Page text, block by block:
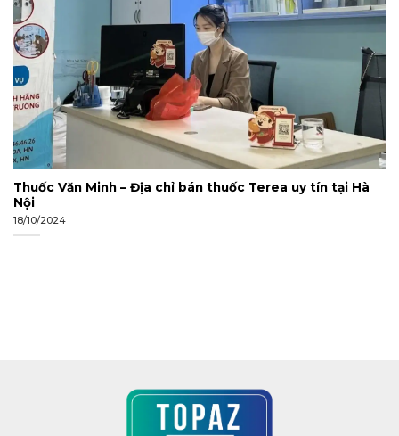
Thuốc Văn Minh – Địa chỉ bán thuốc Terea uy tín tại Hà
Nội
18/10/2024